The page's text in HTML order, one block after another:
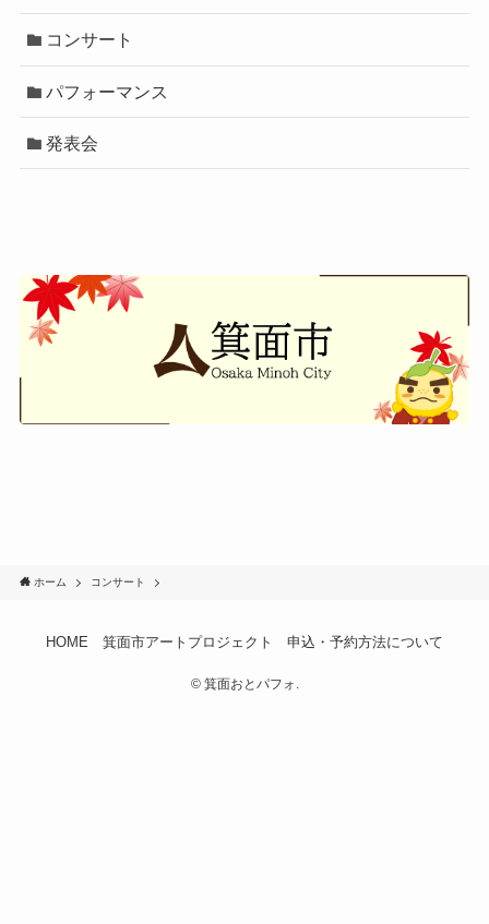
コンサート
パフォーマンス
発表会
ホーム コンサート
HOME 箕面市アートプロジェクト 申込・予約方法について
©箕面おとパフォ.